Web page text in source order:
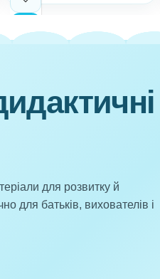
для розвитку й
для батьків, вихователів і